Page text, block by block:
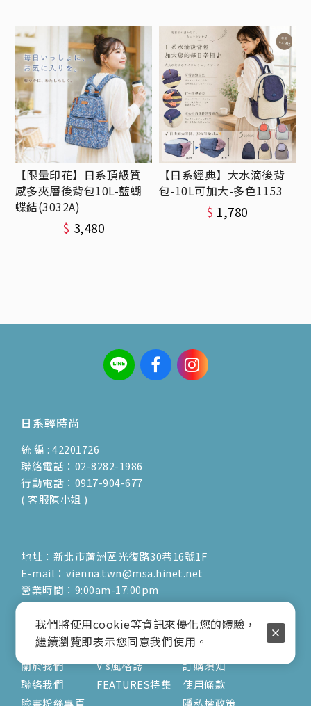
【限量印花】日系頂級質
感多夾層後背包10L-藍蝴
蝶結(3032A)
$ 3,480
【日系經典】大水滴後背
包-10L可加大-多色1153
$ 1,780
日系輕時尚
統 編 : 42201726
聯絡電話：02-8282-1986
行動電話：0917-904-677
( 客服陳小姐 )
地址：新北市蘆洲區光復路30巷16號1F
E-mail：vienna.twn@msa.hinet.net
營業時間：9:00am-17:00pm
( 公休日詳見臉書粉專置頂文 )
關於
關於我們
聯絡我們
臉書粉絲專頁
文章
V's風格誌
FEATURES特集
服務
訂購須知
使用條款
隱私權政策
我們將使用cookie等資訊來優化您的體驗，
繼續瀏覽即表示您同意我們使用。